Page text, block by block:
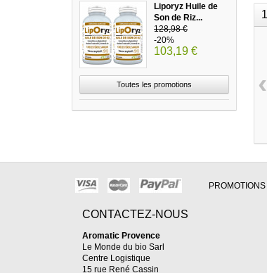
Liporyz Huile de
Son de Riz...
128,98 €
-20%
103,19 €
Toutes les promotions ‹
PROMOTIONS
CONTACTEZ-NOUS
Aromatic Provence
Le Monde du bio Sarl
Centre Logistique
15 rue René Cassin